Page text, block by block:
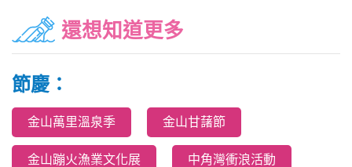
還想知道更多
節慶：
金山萬里溫泉季 金山甘藷節
金山蹦火漁業文化展 中角灣衝浪活動